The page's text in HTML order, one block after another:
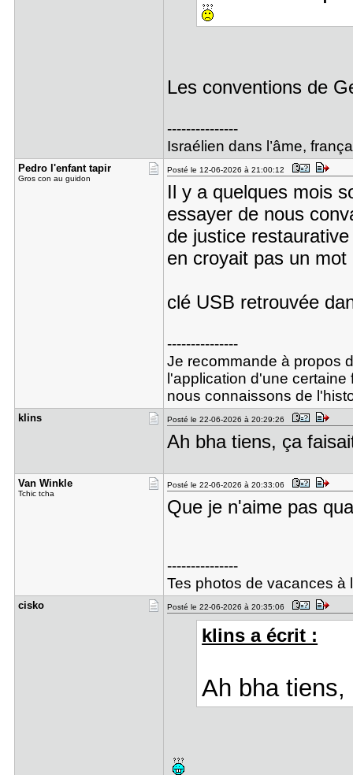
Les conventions de
---------------
Israélien dans l’âme,
Pedro l'en​fant tapir
Gros con au guidon
Posté le 12-06-2026 à 21:00:12
Il y a quelques mois
essayer de nous
de justice
en croyait pas un
clé USB retrouvée
---------------
Je recommande à propos
l'application d'une
nous connaissons de
klins Posté le 22-06-2026 à 20:29:26
Ah bha tiens, ça
Van Winkle
Tchic tcha
Posté le 22-06-2026 à 20:33:06
Que je n'aime pas
---------------
Tes photos de vacances à
cisko Posté le 22-06-2026 à 20:35:06
klins a écrit :
Ah bha